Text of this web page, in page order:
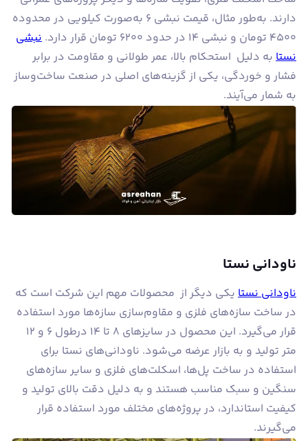
دارند. به‌طور مثال، قیمت نبشی ۶ به‌صورت کیلویی در محدوده
۴۵۰۰ تومان و نبشی ۱۴ در حدود ۶۲۰۰ تومان قرار دارد.
نبشی
نستا به دلیل استحکام بالا، عمر طولانی و مقاومت در برابر
فشار و خوردگی، یکی از گزینه‌های اصلی در صنعت ساخت‌وساز
به شمار می‌آیند.
ناودانی نستا
ناودانی نستا یکی دیگر از محصولات مهم این شرکت است که
در ساخت سازه‌های فلزی و مقاوم‌سازی سازه‌ها مورد استفاده
قرار می‌گیرد. این محصول در سایزهای ۸ تا ۱۴ درطول ۶ و ۱۲
متر تولید و به بازار عرضه می‌شود. ناودانی‌های نستا برای
استفاده در ساخت پل‌ها، اسکلت‌های فلزی و سایر سازه‌های
سنگین و سبک مناسب هستند و به دلیل دقت بالای تولید و
کیفیت استاندارد، در پروژه‌های مختلف مورد استفاده قرار
می‌گیرند.